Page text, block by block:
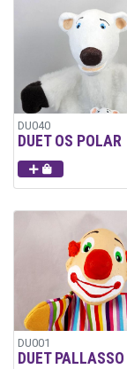
DU040
DUET OS POLAR
DU001
DUET PALLASSO